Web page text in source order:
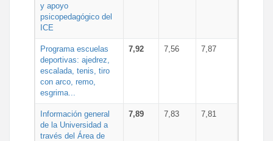
y apoyo
psicopedagógico del
ICE
Programa escuelas
deportivas: ajedrez,
escalada, tenis, tiro
con arco, remo,
esgrima...
7,92 7,56 7,87
Información general
de la Universidad a
través del Área de
7,89 7,83 7,81